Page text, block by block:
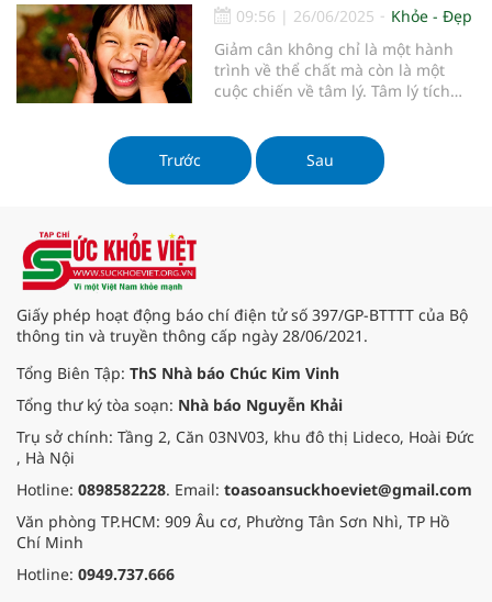
Tuy nhiên, các chuyên gia dinh
dưỡng đã khẳng định rằng trái cây
không chỉ không gây tăng cân mà
còn hỗ trợ quá trình giảm cân một
cách bền vững và khoa học.
09:56 | 26/06/2025
Khỏe - Đẹp
Giảm cân không chỉ là một hành
trình về thể chất mà còn là một
cuộc chiến về tâm lý. Tâm lý tích
việc duy trì động lực và đạt được
mục tiêu giảm cân bền vững.
Trong bài viết này, chúng ta sẽ
Trước Sau
Giấy phép hoạt động báo chí điện tử số 397/GP-BTTTT của Bộ
thông tin và truyền thông cấp ngày 28/06/2021.
Tổng Biên Tập: ThS Nhà báo Chúc Kim Vinh
Tổng thư ký tòa soạn: Nhà báo Nguyễn Khải
Trụ sở chính: Tầng 2, Căn 03NV03, khu đô thị Lideco, Hoài Đức
, Hà Nội
Hotline: 0898582228. Email: toasoansuckhoeviet@gmail.com
Văn phòng TP.HCM: 909 Âu cơ, Phường Tân Sơn Nhì, TP Hồ
Chí Minh
Hotline: 0949.737.666